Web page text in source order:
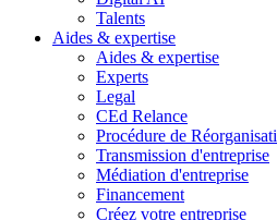
Talents
Aides & expertise
Aides & expertise
Experts
Legal
CEd Relance
Procédure de
Transmission d'entreprise
Médiation d'entreprise
Financement
Créez votre entreprise